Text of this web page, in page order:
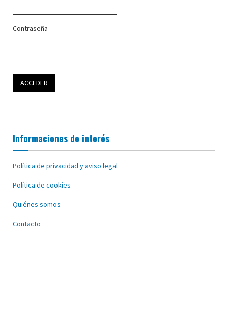
Contraseña
Informaciones de interés
Política de privacidad y aviso legal
Política de cookies
Quiénes somos
Contacto